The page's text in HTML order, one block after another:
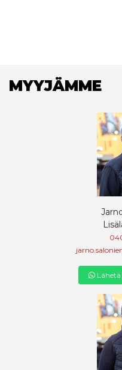
MYYJÄMME